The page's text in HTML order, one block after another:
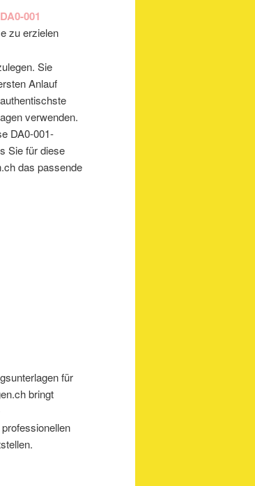
001
zu erzielen
Sie
Anlauf
verwenden.
DA0-001-
Sie für diese
das passende
für
bringt